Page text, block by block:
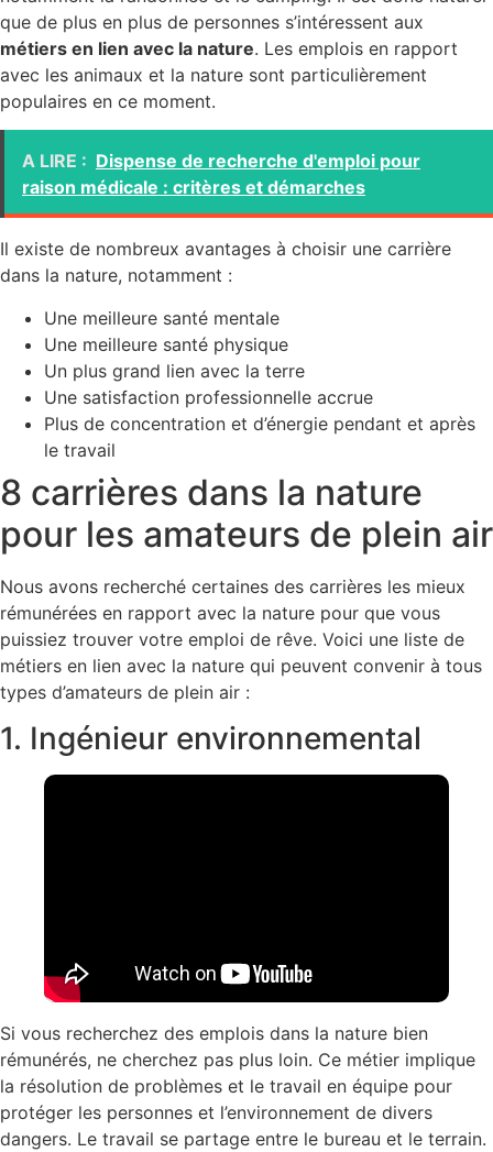
que de plus en plus de personnes s’intéressent aux
métiers en lien avec la nature. Les emplois en rapport
avec les animaux et la nature sont particulièrement
populaires en ce moment.
A LIRE : Dispense de recherche d'emploi pour
raison médicale : critères et démarches
Il existe de nombreux avantages à choisir une carrière
dans la nature, notamment :
Une meilleure santé mentale
Une meilleure santé physique
Un plus grand lien avec la terre
Une satisfaction professionnelle accrue
Plus de concentration et d’énergie pendant et après
le travail
8 carrières dans la nature
pour les amateurs de plein air
Nous avons recherché certaines des carrières les mieux
rémunérées en rapport avec la nature pour que vous
puissiez trouver votre emploi de rêve. Voici une liste de
métiers en lien avec la nature qui peuvent convenir à tous
types d’amateurs de plein air :
1. Ingénieur environnemental
Si vous recherchez des emplois dans la nature bien
rémunérés, ne cherchez pas plus loin. Ce métier implique
la résolution de problèmes et le travail en équipe pour
protéger les personnes et l’environnement de divers
dangers. Le travail se partage entre le bureau et le terrain.